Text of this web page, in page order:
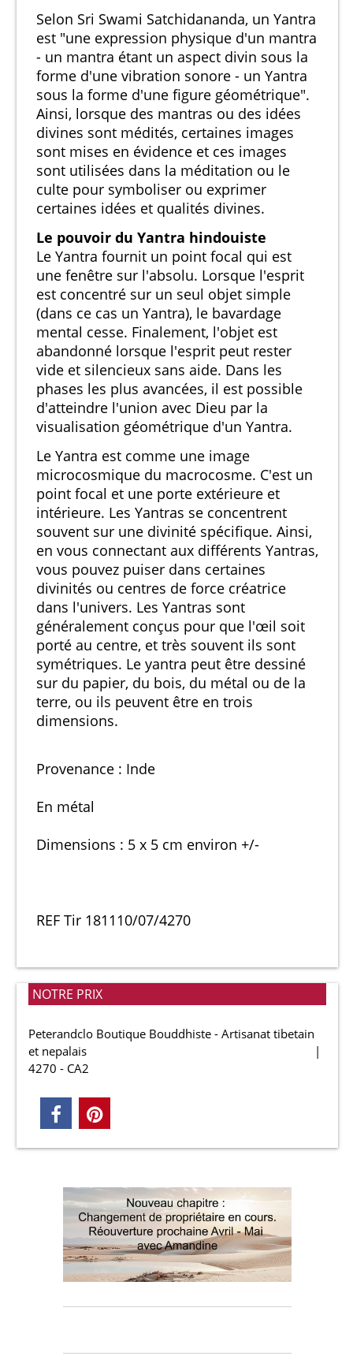
Selon Sri Swami Satchidananda, un Yantra
est "une expression physique d'un mantra
- un mantra étant un aspect divin sous la
forme d'une vibration sonore - un Yantra
sous la forme d'une figure géométrique".
Ainsi, lorsque des mantras ou des idées
divines sont médités, certaines images
sont mises en évidence et ces images
sont utilisées dans la méditation ou le
culte pour symboliser ou exprimer
certaines idées et qualités divines.
Le pouvoir du Yantra hindouiste
Le Yantra fournit un point focal qui est
une fenêtre sur l'absolu. Lorsque l'esprit
est concentré sur un seul objet simple
(dans ce cas un Yantra), le bavardage
mental cesse. Finalement, l'objet est
abandonné lorsque l'esprit peut rester
vide et silencieux sans aide. Dans les
phases les plus avancées, il est possible
d'atteindre l'union avec Dieu par la
visualisation géométrique d'un Yantra.
Le Yantra est comme une image
microcosmique du macrocosme. C'est un
point focal et une porte extérieure et
intérieure. Les Yantras se concentrent
souvent sur une divinité spécifique. Ainsi,
en vous connectant aux différents Yantras,
vous pouvez puiser dans certaines
divinités ou centres de force créatrice
dans l'univers. Les Yantras sont
généralement conçus pour que l'œil soit
porté au centre, et très souvent ils sont
symétriques. Le yantra peut être dessiné
sur du papier, du bois, du métal ou de la
terre, ou ils peuvent être en trois
dimensions.
Provenance : Inde
En métal
Dimensions : 5 x 5 cm environ +/-
REF Tir 181110/07/4270
NOTRE PRIX
Peterandclo Boutique Bouddhiste - Artisanat tibetain
et nepalais
4270 - CA2